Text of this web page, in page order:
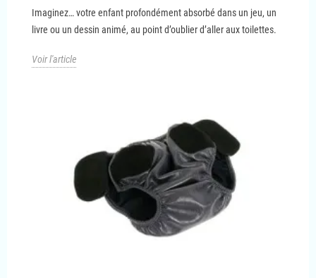
Imaginez… votre enfant profondément absorbé dans un jeu, un
livre ou un dessin animé, au point d’oublier d’aller aux toilettes.
Voir l'article